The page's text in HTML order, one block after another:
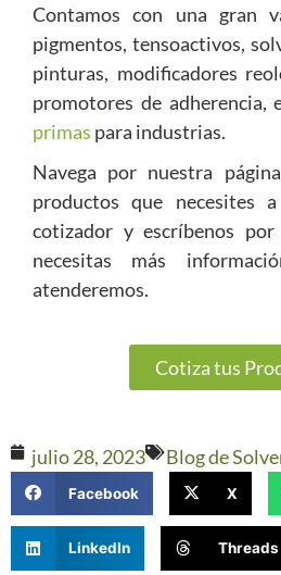
Contamos con una gran
pigmentos, tensoactivos,
pinturas, modificadores
promotores de adherencia,
primas para industrias.
Navega por nuestra
productos que necesites
cotizador y escríbenos
necesitas más
atenderemos.
Cotiza tus
julio 28, 2023 Blog de
Facebook X
LinkedIn Threads